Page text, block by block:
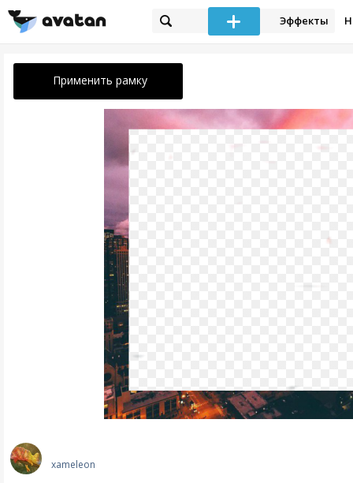
Эффекты
Применить рамку
xameleon